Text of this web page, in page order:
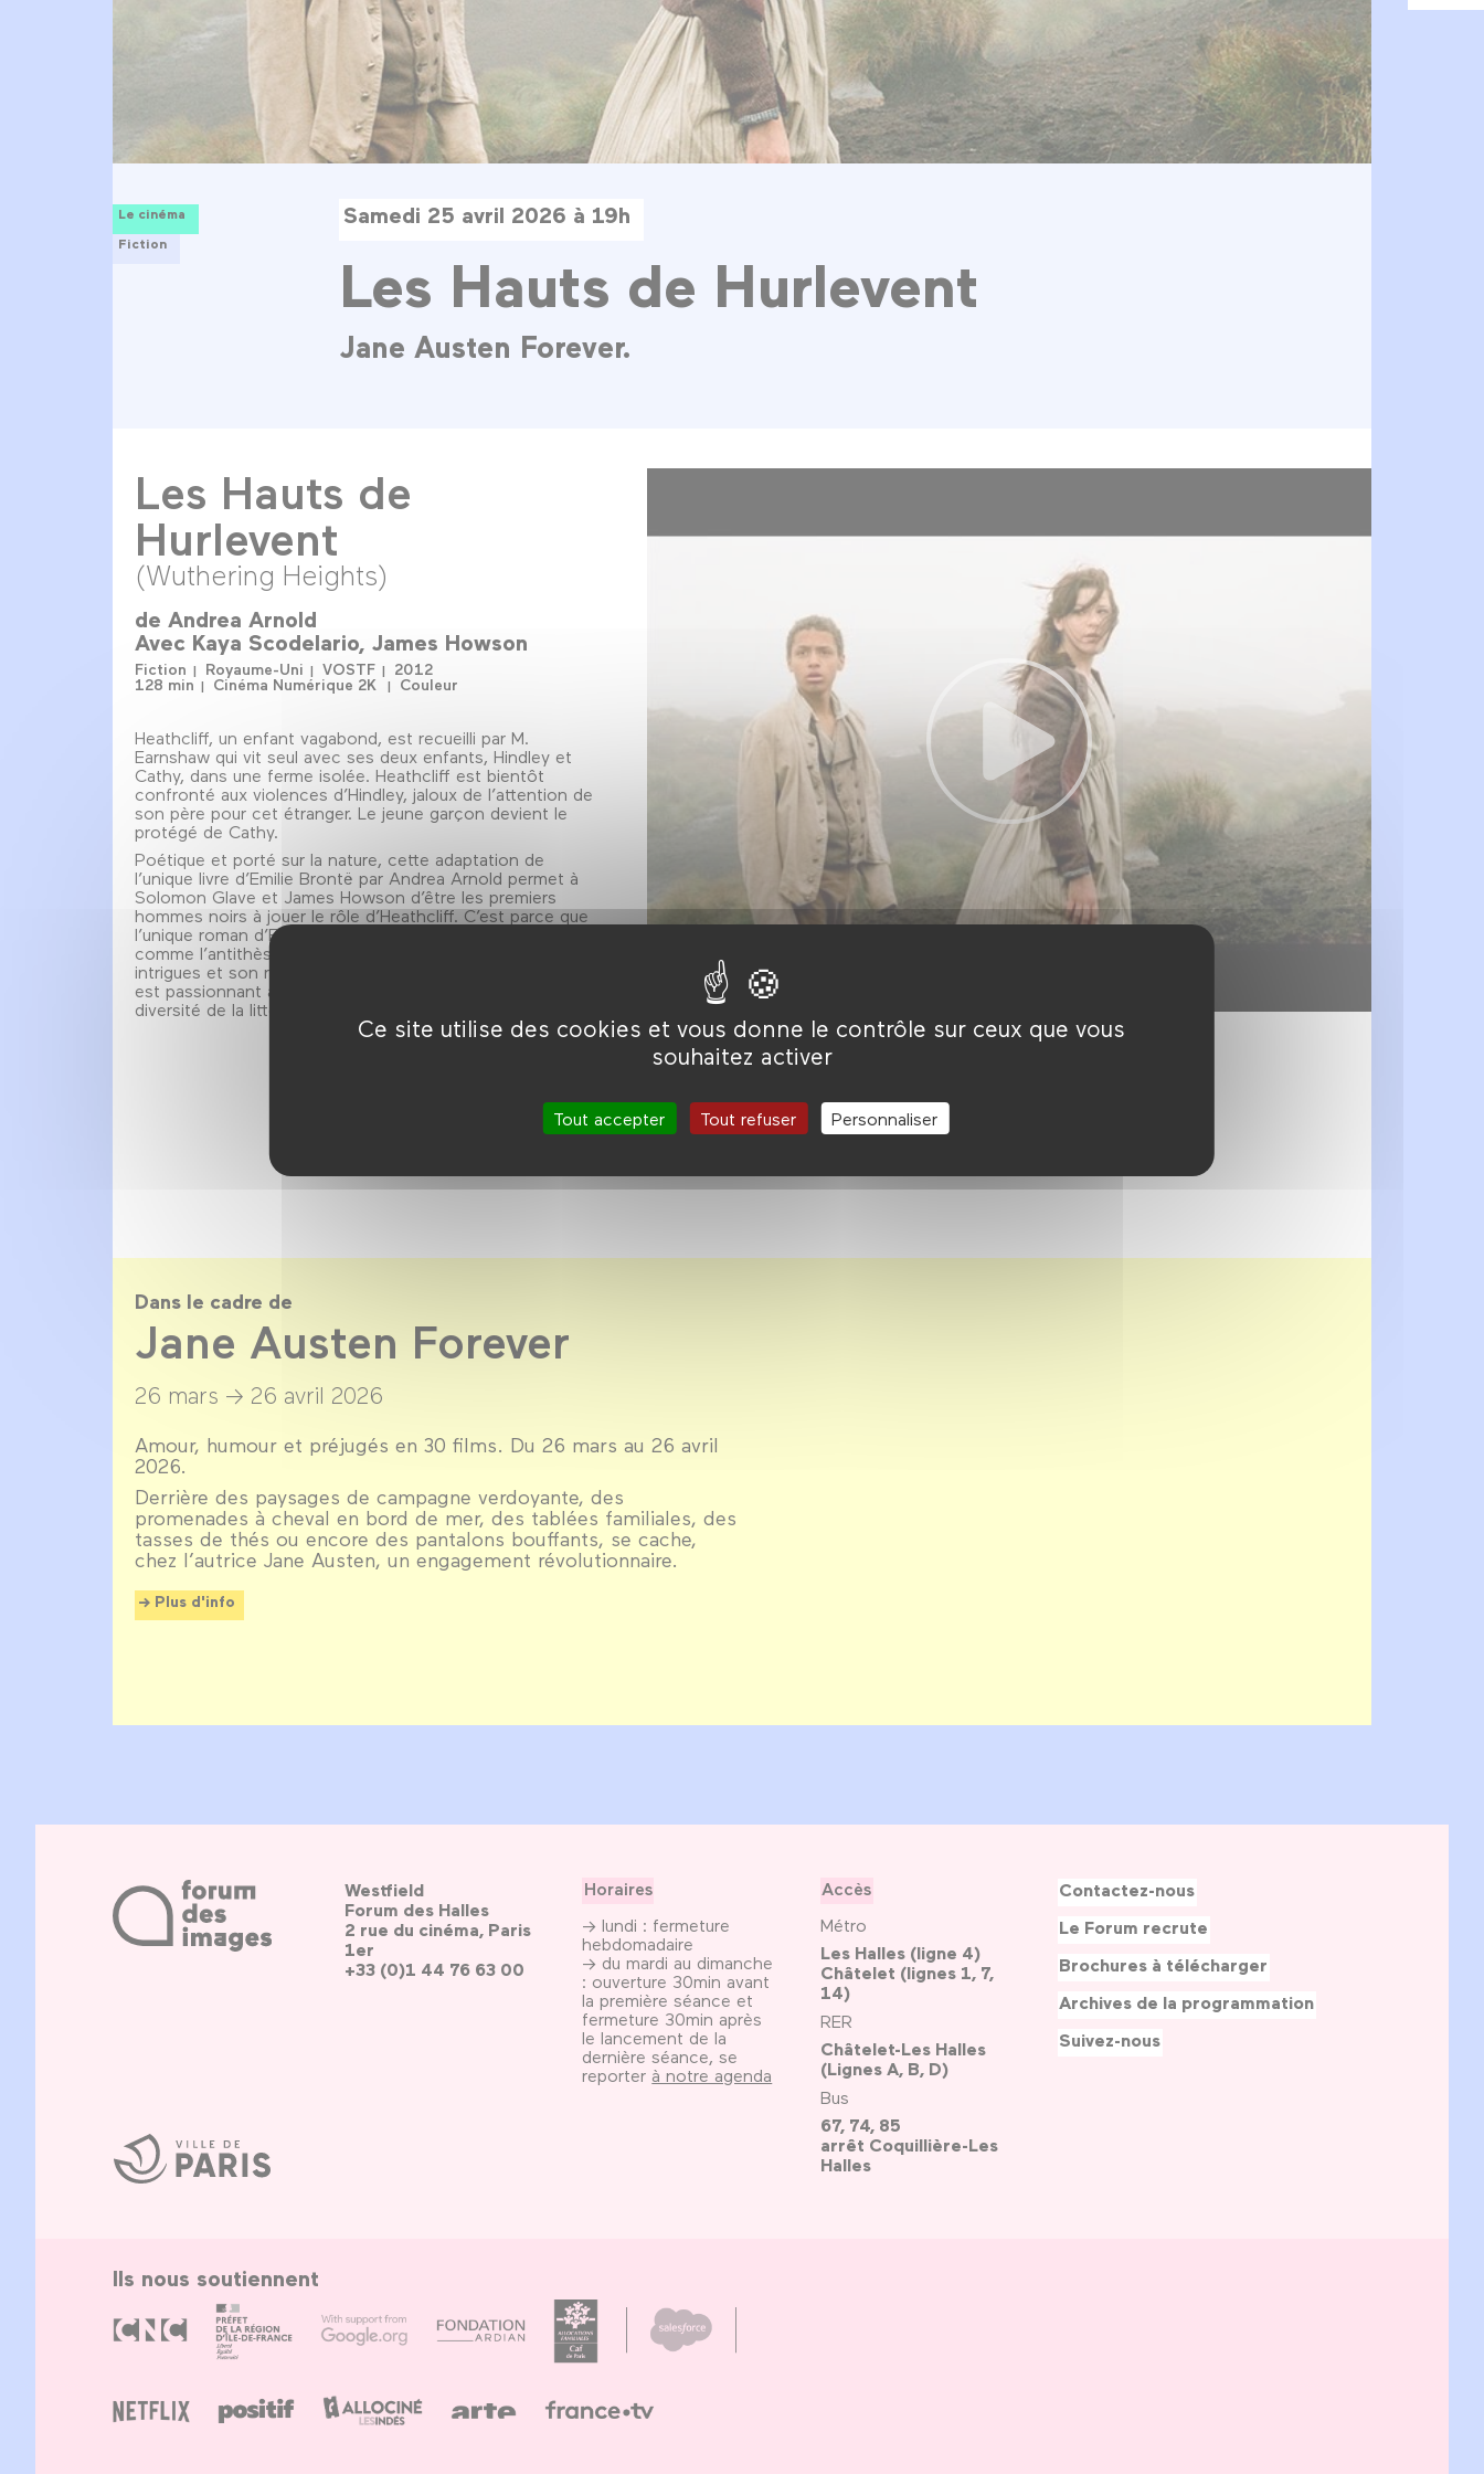
Ce site utilise des cookies et vous donne le contrôle sur ceux que vous
souhaitez activer
Tout accepter Tout refuser Personnaliser
Le cinéma
Fiction
Samedi 25 avril 2026 à 19h
Les Hauts de Hurlevent
Jane Austen Forever.
Les Hauts de
Hurlevent
(Wuthering Heights)
de Andrea Arnold
Avec Kaya Scodelario James Howson
Fiction Royaume-Uni VOSTF
2012
128 min
Cinéma Numérique 2K Couleur
Heathcliff, un enfant vagabond, est recueilli par M.
Earnshaw qui vit seul avec ses deux enfants, Hindley et
Cathy, dans une ferme isolée. Heathcliff est bientôt
confronté aux violences d’Hindley, jaloux de l’attention de
son père pour cet étranger. Le jeune garçon devient le
protégé de Cathy.
Poétique et porté sur la nature, cette adaptation de
l’unique livre d’Emilie Brontë par Andrea Arnold permet à
Solomon Glave et James Howson d’être les premiers
hommes noirs à jouer le rôle d’Heathcliff. C’est parce que
l’unique roman d’Emily Brontë pourrait être considéré
comme l’antithèse de Jane Austen, par la violence de ses
intrigues et son romantisme sans ironie et fougueux, qu’il
est passionnant à mettre en regard pour montrer la
diversité de la littérature féminine anglaise.
Dans le cadre de
Jane Austen Forever
26 mars → 26 avril 2026
Amour, humour et préjugés en 30 films. Du 26 mars au 26 avril
2026.
Derrière des paysages de campagne verdoyante, des
promenades à cheval en bord de mer, des tablées familiales, des
tasses de thés ou encore des pantalons bouffants, se cache,
chez l’autrice Jane Austen, un engagement révolutionnaire.
Plus d'info
Ville
de
Paris
Westfield
Forum des Halles
2 rue du cinéma, Paris
1er
+33 (0)1 44 76 63 00
Horaires
→ lundi : fermeture
hebdomadaire
→ du mardi au dimanche
: ouverture 30min avant
la première séance et
fermeture 30min après
le lancement de la
dernière séance, se
reporter à notre agenda
Accès
Métro
Les Halles (ligne 4)
Châtelet (lignes 1, 7,
14)
RER
Châtelet-Les Halles
(Lignes A, B, D)
Bus
67, 74, 85
arrêt Coquillière-Les
Halles
Contactez-nous
Le Forum recrute
Brochures à télécharger
Archives de la programmation
Suivez-nous
Ils nous soutiennent